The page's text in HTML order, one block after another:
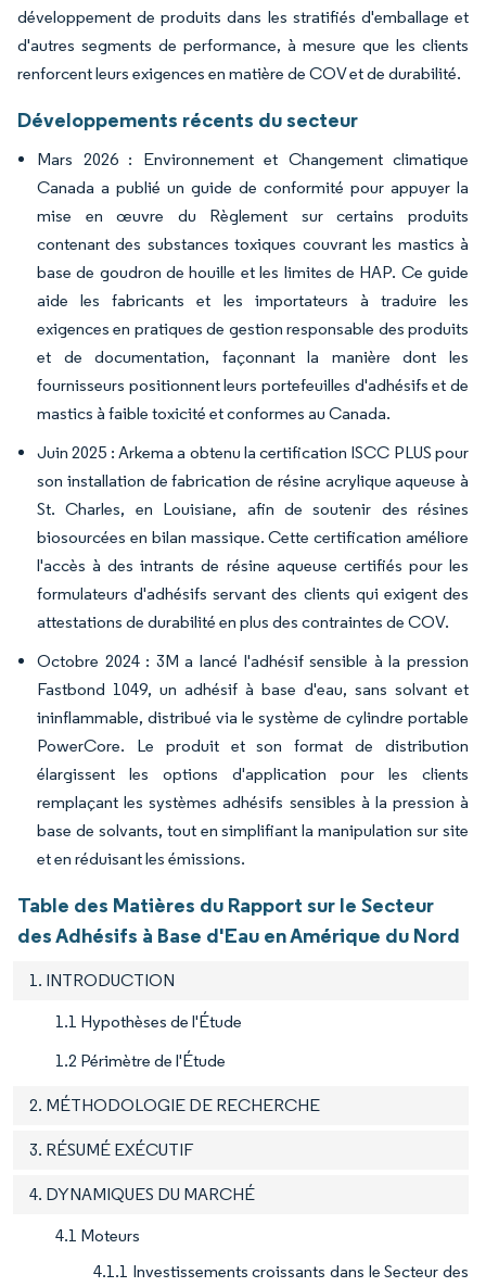
développement de produits dans les stratifiés d'emballage et
d'autres segments de performance, à mesure que les clients
renforcent leurs exigences en matière de COV et de durabilité.
Développements récents du secteur
Mars 2026 : Environnement et Changement climatique
Canada a publié un guide de conformité pour appuyer la
mise en œuvre du Règlement sur certains produits
contenant des substances toxiques couvrant les mastics à
base de goudron de houille et les limites de HAP. Ce guide
aide les fabricants et les importateurs à traduire les
exigences en pratiques de gestion responsable des produits
et de documentation, façonnant la manière dont les
fournisseurs positionnent leurs portefeuilles d'adhésifs et de
mastics à faible toxicité et conformes au Canada.
Juin 2025 : Arkema a obtenu la certification ISCC PLUS pour
son installation de fabrication de résine acrylique aqueuse à
St. Charles, en Louisiane, afin de soutenir des résines
biosourcées en bilan massique. Cette certification améliore
l'accès à des intrants de résine aqueuse certifiés pour les
formulateurs d'adhésifs servant des clients qui exigent des
attestations de durabilité en plus des contraintes de COV.
Octobre 2024 : 3M a lancé l'adhésif sensible à la pression
Fastbond 1049, un adhésif à base d'eau, sans solvant et
ininflammable, distribué via le système de cylindre portable
PowerCore. Le produit et son format de distribution
élargissent les options d'application pour les clients
remplaçant les systèmes adhésifs sensibles à la pression à
base de solvants, tout en simplifiant la manipulation sur site
et en réduisant les émissions.
Table des Matières du Rapport sur le Secteur
des Adhésifs à Base d'Eau en Amérique du Nord
1. INTRODUCTION
1.1 Hypothèses de l'Étude
1.2 Périmètre de l'Étude
2. MÉTHODOLOGIE DE RECHERCHE
3. RÉSUMÉ EXÉCUTIF
4. DYNAMIQUES DU MARCHÉ
4.1 Moteurs
4.1.1 Investissements croissants dans le Secteur des